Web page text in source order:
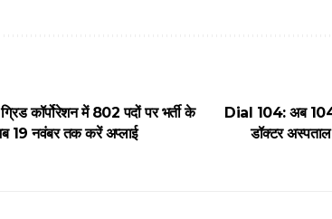
कॉर्पोरेशन में 802 पदों पर भर्ती के
19 नवंबर तक करें अप्लाई
Dial 104: अब
डॉक्टर